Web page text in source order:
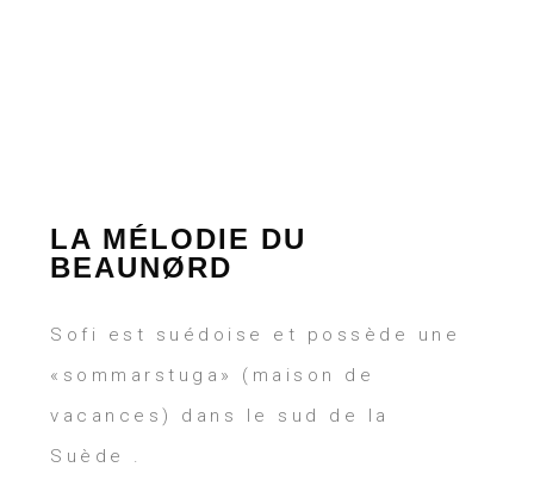
LA MÉLODIE DU
BEAUNØRD
Sofi est suédoise et possède une
«sommarstuga» (maison de
vacances) dans le sud de la
Suède .